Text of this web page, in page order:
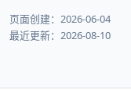
页面创建：2026-06-04
最近更新：2026-08-10